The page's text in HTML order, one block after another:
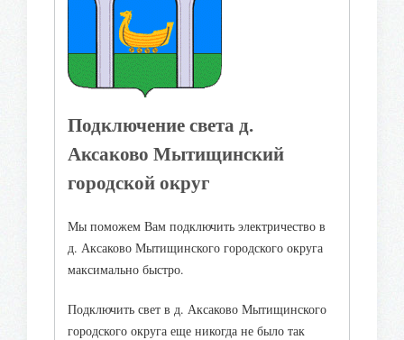
Подключение света д.
Аксаково Мытищинский
городской округ
Мы поможем Вам подключить электричество в
д. Аксаково Мытищинского городского округа
максимально быстро.
Подключить свет в д. Аксаково Мытищинского
городского округа еще никогда не было так